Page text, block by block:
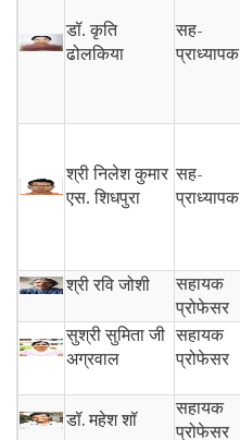
डॉ. कृति
ढोलकिया
सह-
प्राध्यापक
श्री निलेश कुमार
एस. शिधपुरा
सह-
प्राध्यापक
श्री रवि जोशी
सहायक
प्रोफेसर
सुश्री सुमिता जी
अग्रवाल
सहायक
प्रोफेसर
डॉ.महेश शॉ
सहायक
प्रोफेसर